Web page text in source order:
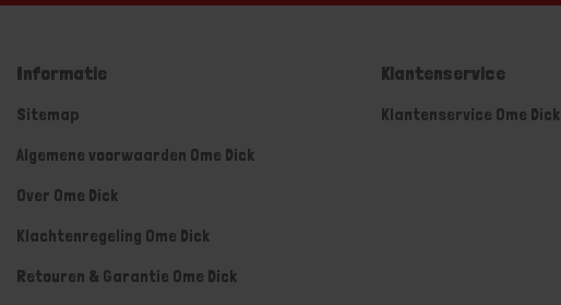
Informatie
Sitemap
Algemene voorwaarden Ome Dick
Over Ome Dick
Klachtenregeling Ome Dick
Retouren & Garantie Ome Dick
Klantenservice
Klantenservice Ome Dick